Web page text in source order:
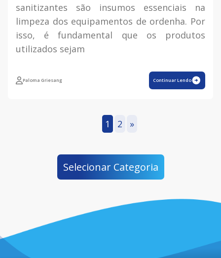
sanitizantes são insumos essenciais na
limpeza dos equipamentos de ordenha. Por
isso, é fundamental que os produtos
utilizados sejam
Paloma Griesang Continuar Lendo
1 2 »
Selecionar Categoria